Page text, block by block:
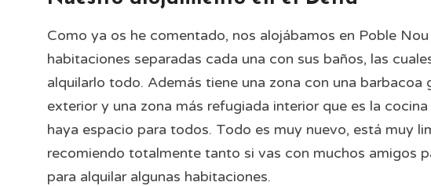
Como ya os he comentado, nos alojábamos en Poble
habitaciones separadas cada una con sus baños, las
alquilarlo todo. Además tiene una zona con una barbacoa
exterior y una zona más refugiada interior que es la
haya espacio para todos. Todo es muy nuevo, está muy
recomiendo totalmente tanto si vas con muchos amigos
para alquilar algunas habitaciones.